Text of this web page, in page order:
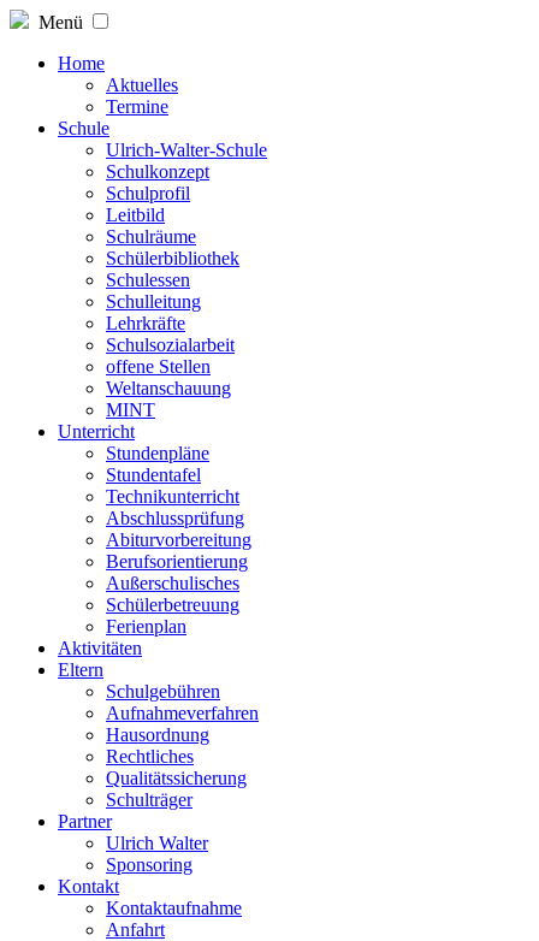
Menü
Home
Aktuelles
Termine
Schule
Ulrich-Walter-Schule
Schulkonzept
Schulprofil
Leitbild
Schulräume
Schülerbibliothek
Schulessen
Schulleitung
Lehrkräfte
Schulsozialarbeit
offene Stellen
Weltanschauung
MINT
Unterricht
Stundenpläne
Stundentafel
Technikunterricht
Abschlussprüfung
Abiturvorbereitung
Berufsorientierung
Außerschulisches
Schülerbetreuung
Ferienplan
Aktivitäten
Eltern
Schulgebühren
Aufnahmeverfahren
Hausordnung
Rechtliches
Qualitätssicherung
Schulträger
Partner
Ulrich Walter
Sponsoring
Kontakt
Kontaktaufnahme
Anfahrt